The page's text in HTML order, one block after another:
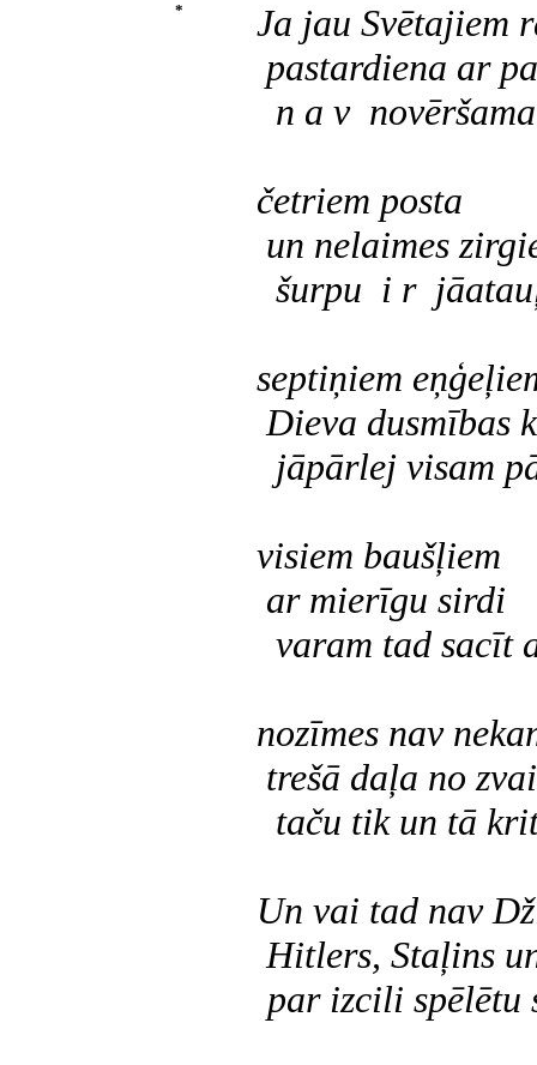
*
Ja jau Svētajiem
pastardiena ar
n a v
četriem posta
un nelaimes
šurpu i r
septiņiem
Dieva dusmības
jāpārlej visam
visiem baušļiem
ar mierīgu sirdi
varam tad sacīt
nozīmes nav
trešā daļa no
taču tik un tā
Un vai tad nav
Hitlers, Staļins
par izcili spēlētu